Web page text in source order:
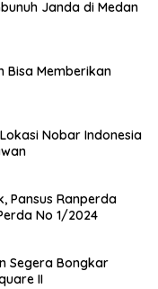
Janda di Medan
Bisa Memberikan
Nobar Indonesia
Pansus Ranperda
No 1/2024
Segera Bongkar
II